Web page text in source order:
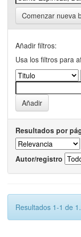
Comenzar nueva
Añadir filtros:
Usa los filtros para
Resultados por
Autor/registro
Resultados 1-1 de 1.